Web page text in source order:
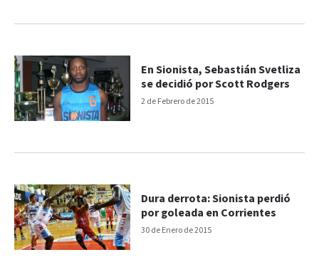
2 de Febrero de 2015
En Sionista, Sebastián Svetliza
se decidió por Scott Rodgers
30 de Enero de 2015
Dura derrota: Sionista perdió
por goleada en Corrientes